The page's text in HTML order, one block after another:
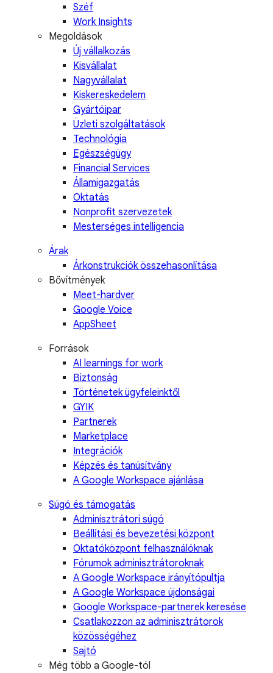
Széf
Work Insights
Megoldások
Új vállalkozás
Kisvállalat
Nagyvállalat
Kiskereskedelem
Gyártóipar
Üzleti szolgáltatások
Technológia
Egészségügy
Financial Services
Államigazgatás
Oktatás
Nonprofit szervezetek
Mesterséges intelligencia
Árak
Árkonstrukciók összehasonlítása
Bővítmények
Meet-hardver
Google Voice
AppSheet
Források
AI learnings for work
Biztonság
Történetek ügyfeleinktől
GYIK
Partnerek
Marketplace
Integrációk
Képzés és tanúsítvány
A Google Workspace ajánlása
Súgó és támogatás
Adminisztrátori súgó
Beállítási és bevezetési központ
Oktatóközpont felhasználóknak
Fórumok adminisztrátoroknak
A Google Workspace irányítópultja
A Google Workspace újdonságai
Google Workspace-partnerek keresése
Csatlakozzon az adminisztrátorok
közösségéhez
Sajtó
Még több a Google-tól